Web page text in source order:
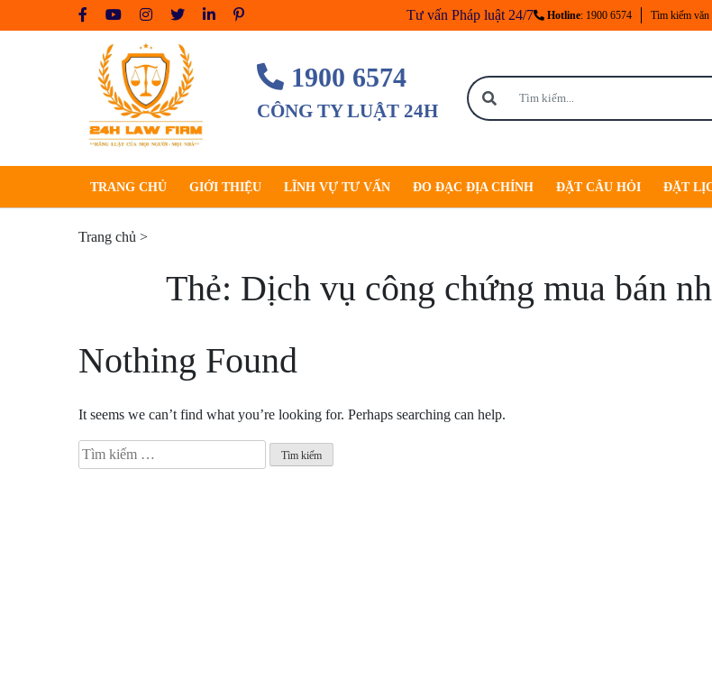
to
Tư vấn Pháp luật 24/7 Hotline: 1900 6574 Tìm kiếm văn
1900 6574
CÔNG TY LUẬT 24H
TRANG CHỦ GIỚI THIỆU LĨNH VỰ TƯ VẤN ĐO ĐẠC ĐỊA CHÍNH ĐẶT CÂU HỎI ĐẶT
Trang chủ >
Thẻ: Dịch vụ công chứng mua bán
Nothing Found
It seems we can’t find what you’re looking for. Perhaps searching can help.
Tìm
kiếm